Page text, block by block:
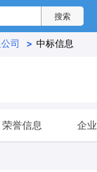
司 > 中标信息
荣誉信息 企